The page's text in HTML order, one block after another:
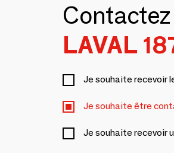
LAVAL
Je souhaite recevoir
Je souhaite être
Je souhaite recevoir